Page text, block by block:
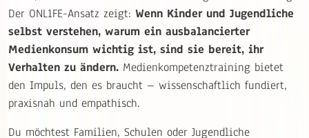
Der ONL1FE-Ansatz zeigt: Wenn Kinder und Jugendliche
selbst verstehen, warum ein ausbalancierter
Medienkonsum wichtig ist, sind sie bereit, ihr
Verhalten zu ändern. Medienkompetenztraining bietet
den Impuls, den es braucht – wissenschaftlich fundiert,
praxisnah und empathisch.
Du möchtest Familien, Schulen oder Jugendliche